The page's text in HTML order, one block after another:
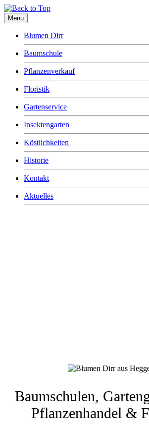
Menu
Blumen Dirr
Baumschule
Pflanzenverkauf
Floristik
Gartenservice
Insektengarten
Köstlichkeiten
Historie
Kontakt
Aktuelles
Baumschulen,
Pflanzenhandel &